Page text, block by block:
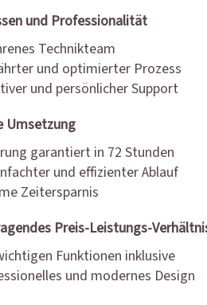
und Professionalität
Technikteam
und optimierter Prozess
und persönlicher Support
Umsetzung
garantiert in 72 Stunden
und effizienter Ablauf
Zeitersparnis
Preis-Leistungs-
Funktionen inklusive
und modernes Design